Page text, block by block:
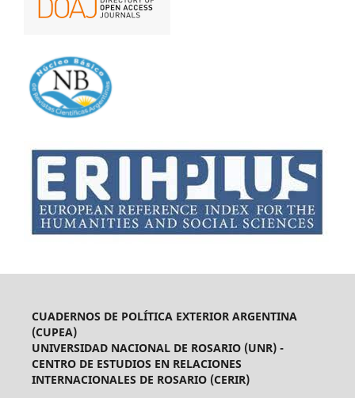
CUADERNOS DE POLÍTICA EXTERIOR ARGENTINA
(CUPEA)
UNIVERSIDAD NACIONAL DE ROSARIO (UNR) -
CENTRO DE ESTUDIOS EN RELACIONES
INTERNACIONALES DE ROSARIO (CERIR)